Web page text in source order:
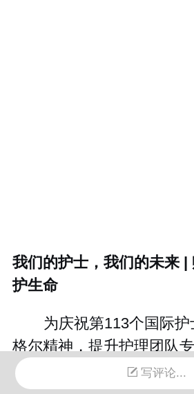
我们的护士，我们的未来 |
护生命
为庆祝第113个国际
格尔精神，提升护理团队
马爱云医院“我们的护士，
写评论...